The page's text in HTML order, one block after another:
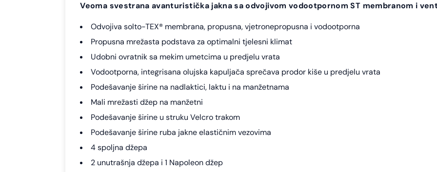
Veoma svestrana avanturistička jakna sa odvojivom vodootpornom ST membranom i
Odvojiva solto-TEX® membrana, propusna, vjetronepropusna i vodootporna
Propusna mrežasta podstava za optimalni tjelesni klimat
Udobni ovratnik sa mekim umetcima u predjelu vrata
Vodootporna, integrisana olujska kapuljača sprečava prodor kiše u predjelu vrata
Podešavanje širine na nadlaktici, laktu i na manžetnama
Mali mrežasti džep na manžetni
Podešavanje širine u struku Velcro trakom
Podešavanje širine ruba jakne elastičnim vezovima
4 spoljna džepa
2 unutrašnja džepa i 1 Napoleon džep